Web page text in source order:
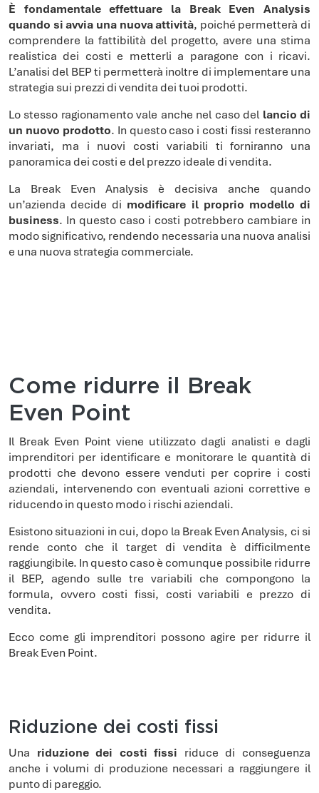
È fondamentale effettuare la Break Even Analysis
quando si avvia una nuova attività, poiché permetterà di
comprendere la fattibilità del progetto, avere una stima
realistica dei costi e metterli a paragone con i ricavi.
L’analisi del BEP ti permetterà inoltre di implementare una
strategia sui prezzi di vendita dei tuoi prodotti.
Lo stesso ragionamento vale anche nel caso del lancio di
un nuovo prodotto. In questo caso i costi fissi resteranno
invariati, ma i nuovi costi variabili ti forniranno una
panoramica dei costi e del prezzo ideale di vendita.
La Break Even Analysis è decisiva anche quando
un’azienda decide di modificare il proprio modello di
business. In questo caso i costi potrebbero cambiare in
modo significativo, rendendo necessaria una nuova analisi
e una nuova strategia commerciale.
Come ridurre il Break
Even Point
Il Break Even Point viene utilizzato dagli analisti e dagli
imprenditori per identificare e monitorare le quantità di
prodotti che devono essere venduti per coprire i costi
aziendali, intervenendo con eventuali azioni correttive e
riducendo in questo modo i rischi aziendali.
Esistono situazioni in cui, dopo la Break Even Analysis, ci si
rende conto che il target di vendita è difficilmente
raggiungibile. In questo caso è comunque possibile ridurre
il BEP, agendo sulle tre variabili che compongono la
formula, ovvero costi fissi, costi variabili e prezzo di
vendita.
Ecco come gli imprenditori possono agire per ridurre il
Break Even Point.
Riduzione dei costi fissi
Una riduzione dei costi fissi riduce di conseguenza
anche i volumi di produzione necessari a raggiungere il
punto di pareggio.